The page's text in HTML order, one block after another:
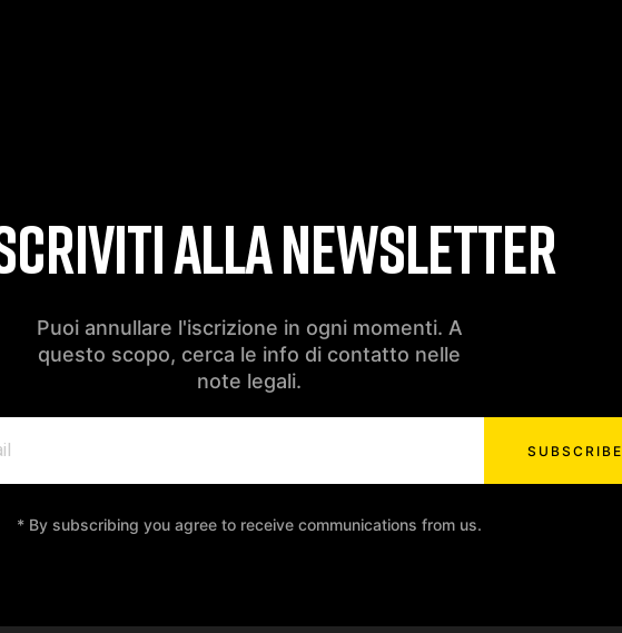
ALLA NEWSLETTER
Puoi annullare l'iscrizione in ogni momenti. A
questo scopo, cerca le info di contatto nelle
note legali.
SUBSCRIBE
* By subscribing you agree to receive communications from us.